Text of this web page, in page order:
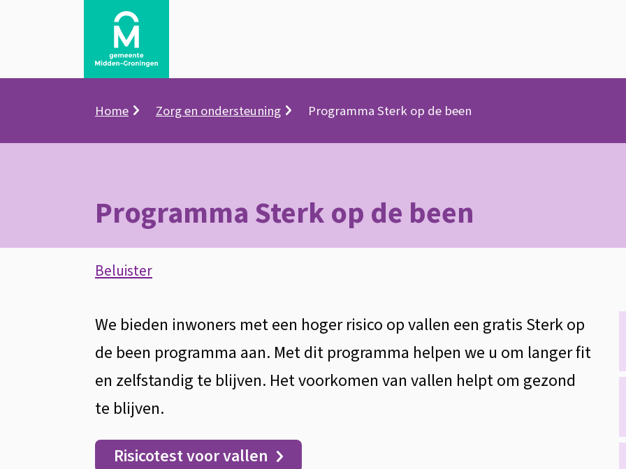
Kruimelpad
Home Zorg en ondersteuning Programma Sterk op de been
Programma Sterk op de been
Assistentie
Beluister
AlgemeenWe bieden inwoners met een hoger risico op vallen een gratis Sterk op
de been programma aan. Met dit programma helpen we u om langer fit
en zelfstandig te blijven. Het voorkomen van vallen helpt om gezond
te blijven.
Risicotest voor vallen